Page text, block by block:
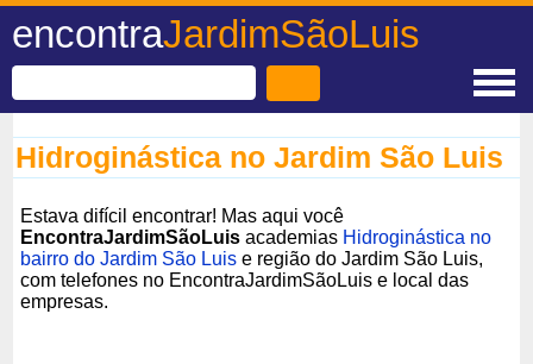
encontraJardimSãoLuis
Hidroginástica no Jardim São Luis
Estava difícil encontrar! Mas aqui você
EncontraJardimSãoLuis academias Hidroginástica no
bairro do Jardim São Luis e região do Jardim São Luis,
com telefones no EncontraJardimSãoLuis e local das
empresas.